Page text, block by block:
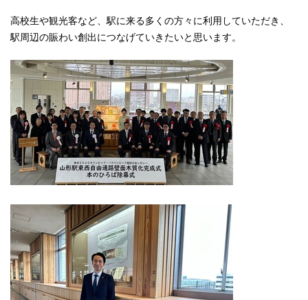
高校生や観光客など、駅に来る多くの方々に利用していただき、
駅周辺の賑わい創出につなげていきたいと思います。